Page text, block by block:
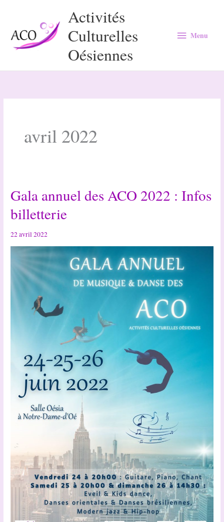
contenu
Activités
Culturelles
Oésiennes
Menu
Menu
avril 2022
Gala annuel des ACO 2022 : Infos
billetterie
22 avril 2022